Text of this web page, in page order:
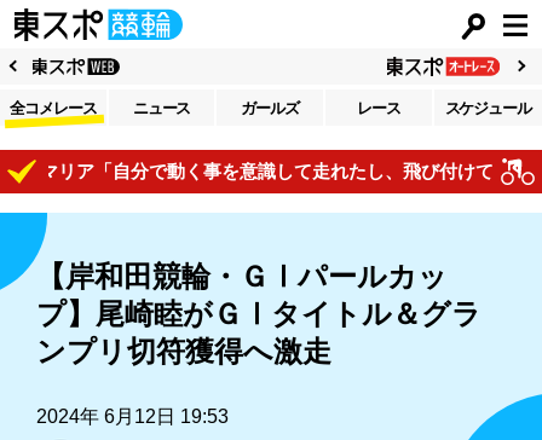
全コメレース ニュース ガールズ レース スケジュール
ア「自分で動く事を意識して走れたし、飛び付けているので
【岸和田競輪・ＧⅠパールカッ
プ】尾崎睦がＧⅠタイトル＆グラ
ンプリ切符獲得へ激走
2024年 6月12日 19:53